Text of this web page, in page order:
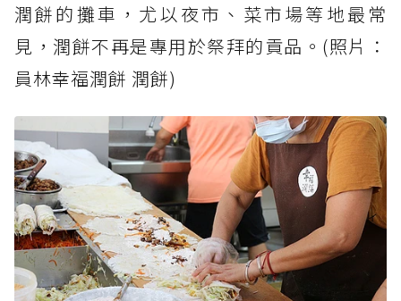
潤餅的攤車，尤以夜市、菜市場等地最常
見，潤餅不再是專用於祭拜的貢品。(照片：
員林幸福潤餅 潤餅)